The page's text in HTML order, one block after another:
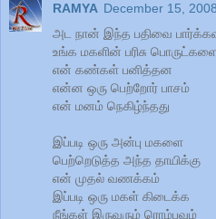
RAMYA December 15,
அட நான் இந்த பதிவை
உங்க மகளின் பரிசு
என் கண்கள் பனித்தன
என்ன ஒரு பெற்றோர் பாசம்
என் மனம் நெகிழ்ந்தது
இப்படி ஒரு அன்பு மகளை
பெற்றெடுத்த அந்த தாயிக்கு
என் முதல் வணக்கம்
இப்படி ஒரு மகள் கிடைக்க
நீங்கள் இருவரும் ரொம்பவும்